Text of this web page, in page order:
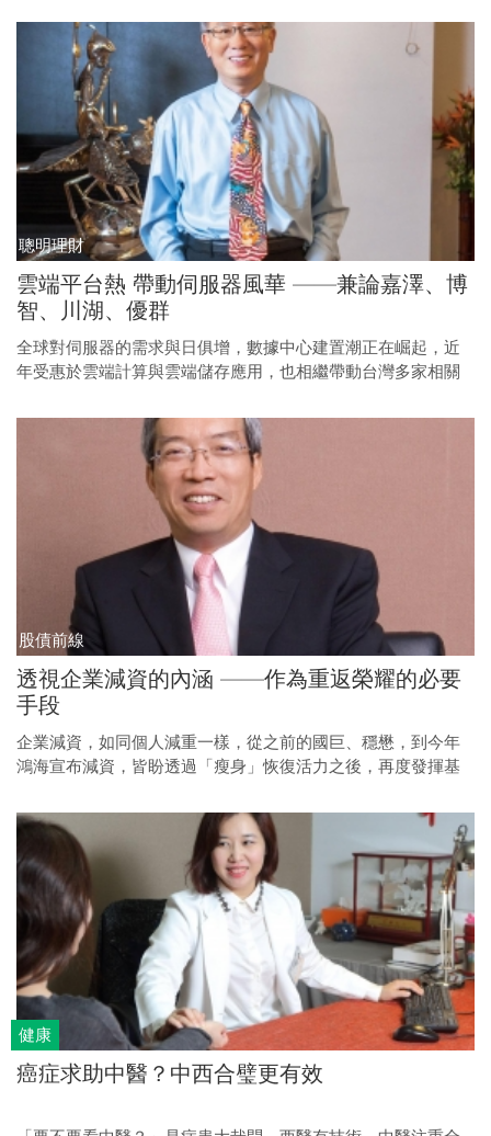
聰明理財
雲端平台熱 帶動伺服器風華 ——兼論嘉澤、博
智、川湖、優群
全球對伺服器的需求與日俱增，數據中心建置潮正在崛起，近
年受惠於雲端計算與雲端儲存應用，也相繼帶動台灣多家相關
股債前線
透視企業減資的內涵 ——作為重返榮耀的必要
手段
企業減資，如同個人減重一樣，從之前的國巨、穩懋，到今年
鴻海宣布減資，皆盼透過「瘦身」恢復活力之後，再度發揮基
健康
癌症求助中醫？中西合璧更有效